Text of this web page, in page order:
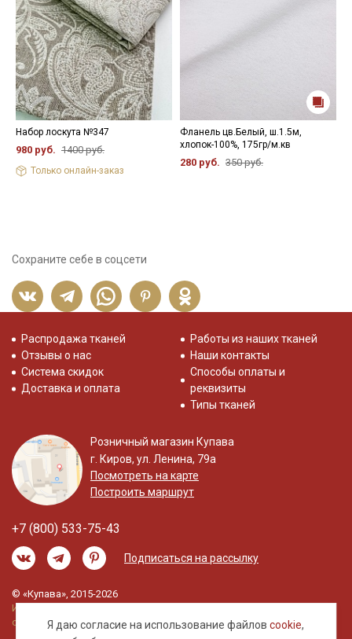
Набор лоскута №347
980 руб. 1400 руб.
Только онлайн-заказ
Фланель цв.Белый, ш.1.5м,
хлопок-100%, 175гр/м.кв
280 руб. 350 руб.
Сохраните себе в соцсети
Я даю согласие на использование файловcookie,
Распродажа тканей
Отзывы о нас
Система скидок
Доставка и оплата
Работы из наших тканей
Наши контакты
Способы оплаты и
реквизиты
Типы тканей
Розничный магазин Купава
г. Киров, ул. Ленина, 79а
Посмотреть на карте
Построить маршрут
+7 (800) 533-75-43
Подписаться на рассылку
© «Купава», 2015-2026
Информация на сайте не является публичной
офертой.